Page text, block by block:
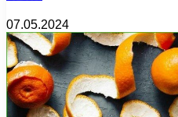
07.05.2024